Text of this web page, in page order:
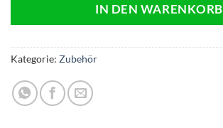
IN DEN WARENKORB
Kategorie: Zubehör